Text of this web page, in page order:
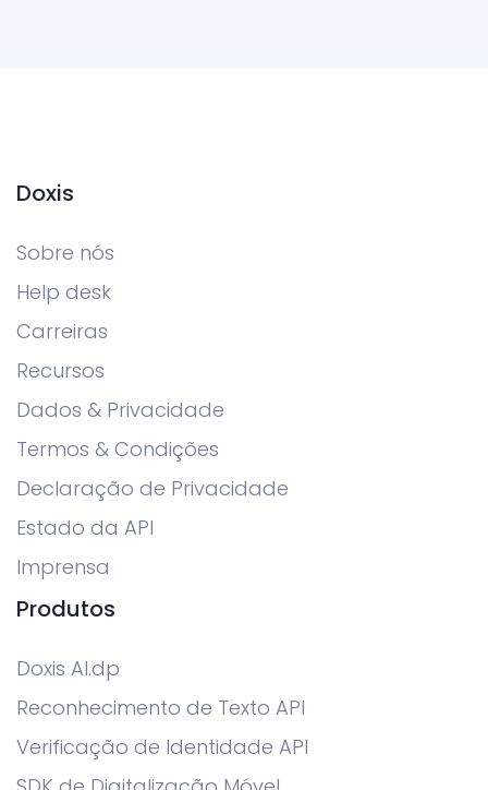
Doxis
Sobre nós
Help desk
Carreiras
Recursos
Dados & Privacidade
Termos & Condições
Declaração de Privacidade
Estado da API
Imprensa
Produtos
Doxis AI.dp
Reconhecimento de Texto API
Verificação de Identidade API